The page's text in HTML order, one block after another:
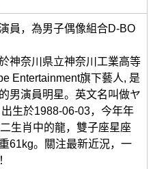
員，為男子偶像組合D-BO
神奈川県立神奈川工業高等
Entertainment旗下藝人, 是
男演員明星。英文名叫做ヤ
生於1988-06-03，今年年
生肖中的龍，雙子座星座
61kg。關注最新近況，一